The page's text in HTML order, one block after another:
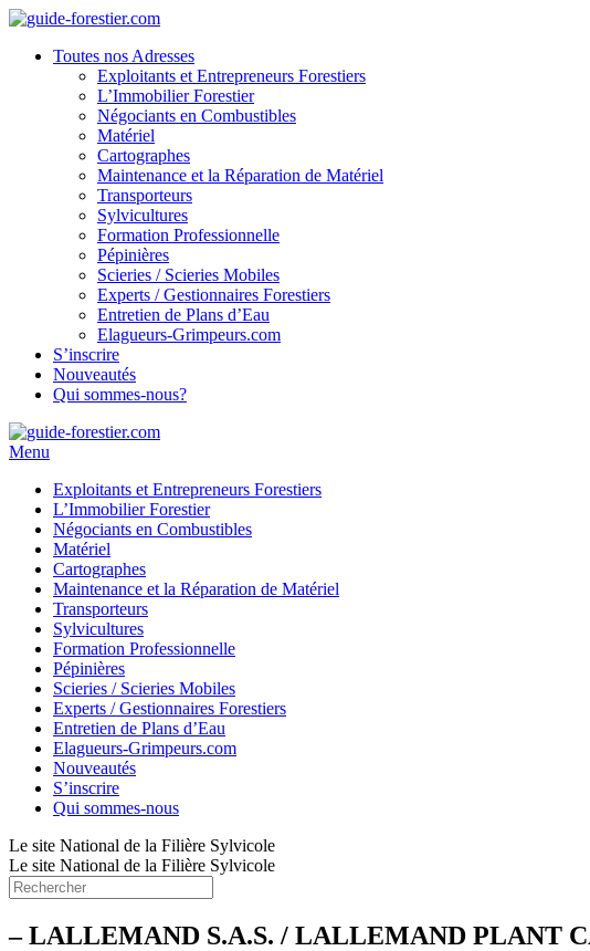
Toutes nos Adresses
Exploitants et Entrepreneurs Forestiers
L’Immobilier Forestier
Négociants en Combustibles
Matériel
Cartographes
Maintenance et la Réparation de Matériel
Transporteurs
Sylvicultures
Formation Professionnelle
Pépinières
Scieries / Scieries Mobiles
Experts / Gestionnaires Forestiers
Entretien de Plans d’Eau
Elagueurs-Grimpeurs.com
S’inscrire
Nouveautés
Qui sommes-nous?
Menu
Exploitants et Entrepreneurs Forestiers
L’Immobilier Forestier
Négociants en Combustibles
Matériel
Cartographes
Maintenance et la Réparation de Matériel
Transporteurs
Sylvicultures
Formation Professionnelle
Pépinières
Scieries / Scieries Mobiles
Experts / Gestionnaires Forestiers
Entretien de Plans d’Eau
Elagueurs-Grimpeurs.com
Nouveautés
S’inscrire
Qui sommes-nous
Le site National de la Filière Sylvicole
Le site National de la Filière Sylvicole
– LALLEMAND S.A.S. / LALLEMAND PLANT